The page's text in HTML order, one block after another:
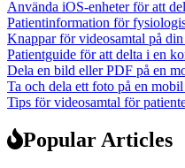
Använda iOS-enheter för att
Patientinformation för
Knappar för videosamtal på
Patientguide för att delta i en
Dela en bild eller PDF på en
Ta och dela ett foto på en
Tips för videosamtal för
Popular Articles